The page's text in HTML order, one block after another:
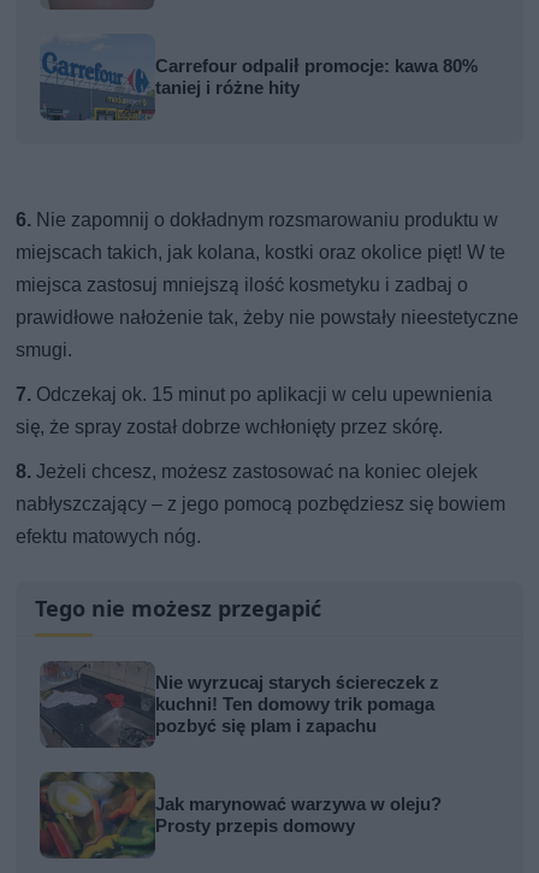
Carrefour odpalił promocje: kawa 80%
taniej i różne hity
6. Nie zapomnij o dokładnym rozsmarowaniu produktu w
miejscach takich, jak kolana, kostki oraz okolice pięt! W te
miejsca zastosuj mniejszą ilość kosmetyku i zadbaj o
prawidłowe nałożenie tak, żeby nie powstały nieestetyczne
smugi.
7. Odczekaj ok. 15 minut po aplikacji w celu upewnienia
się, że spray został dobrze wchłonięty przez skórę.
8.Jeżeli chcesz, możesz zastosować na koniec olejek
nabłyszczający – z jego pomocą pozbędziesz się bowiem
efektu matowych nóg.
Tego nie możesz przegapić
Nie wyrzucaj starych ściereczek z
kuchni! Ten domowy trik pomaga
pozbyć się plam i zapachu
Jak marynować warzywa w oleju?
Prosty przepis domowy